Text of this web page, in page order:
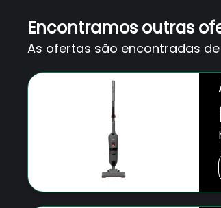
Encontramos outras
As ofertas são encontradas